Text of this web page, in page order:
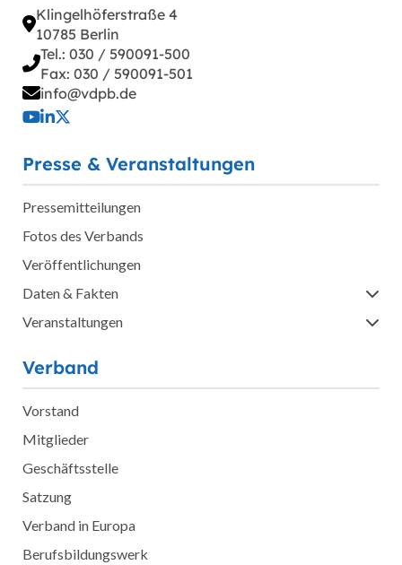
Klingelhöferstraße 4
10785 Berlin
Tel.: 030 / 590091-500
Fax: 030 / 590091-501
info@vdpb.de
Presse & Veranstaltungen
Pressemitteilungen
Fotos des Verbands
Veröffentlichungen
Daten & Fakten
Veranstaltungen
Verband
Vorstand
Mitglieder
Geschäftsstelle
Satzung
Verband in Europa
Berufsbildungswerk